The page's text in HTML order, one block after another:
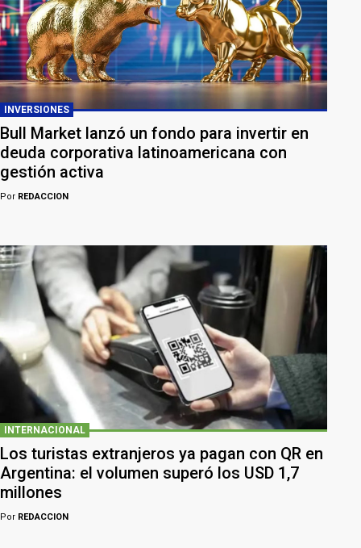
INVERSIONES
Bull Market lanzó un fondo para invertir en
deuda corporativa latinoamericana con
gestión activa
Por REDACCION
INTERNACIONAL
Los turistas extranjeros ya pagan con QR en
Argentina: el volumen superó los USD 1,7
millones
Por REDACCION